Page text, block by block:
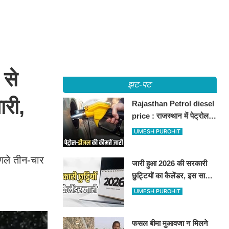
से
तीन-चार
झट-पट
Rajasthan Petrol diesel
price : राजस्थान में पेट्रोल-
डीजल की कीमतें जारी, जानिए
UMESH PUROHIT
जारी हुआ 2026 की सरकारी
छुट्टियों का कैलेंडर, इस साल
कई बार मिलेगा लगातार
UMESH PUROHIT
फसल बीमा मुआवजा न मिलने